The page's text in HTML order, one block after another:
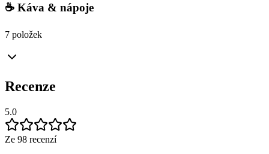
☕ Káva & nápoje
7 položek
Recenze
5.0
Ze 98 recenzí